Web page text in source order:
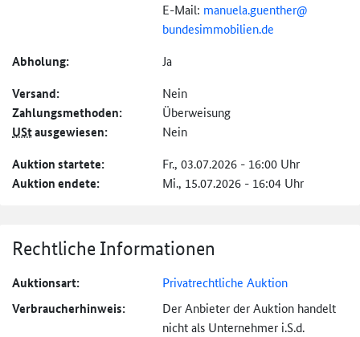
E-Mail: manuela.guenther@
bundesimmobilien.de
Abholung: Ja
Versand: Nein
Zahlungs­methoden: Überweisung
UStausgewiesen: Nein
Auktion startete: Fr., 03.07.2026 - 16:00 Uhr
Auktion endete: Mi., 15.07.2026 - 16:04 Uhr
Rechtliche Informationen
Auktionsart: Privatrechtliche Auktion
Verbraucher­hinweis:
Der Anbieter der Auktion handelt
nicht als Unternehmer i.S.d.